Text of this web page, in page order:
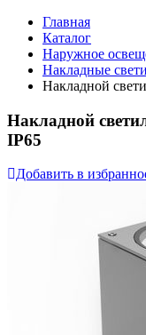
Главная
Каталог
Наружное
Накладные
Накладной
Накладной
IP65
Добавить в